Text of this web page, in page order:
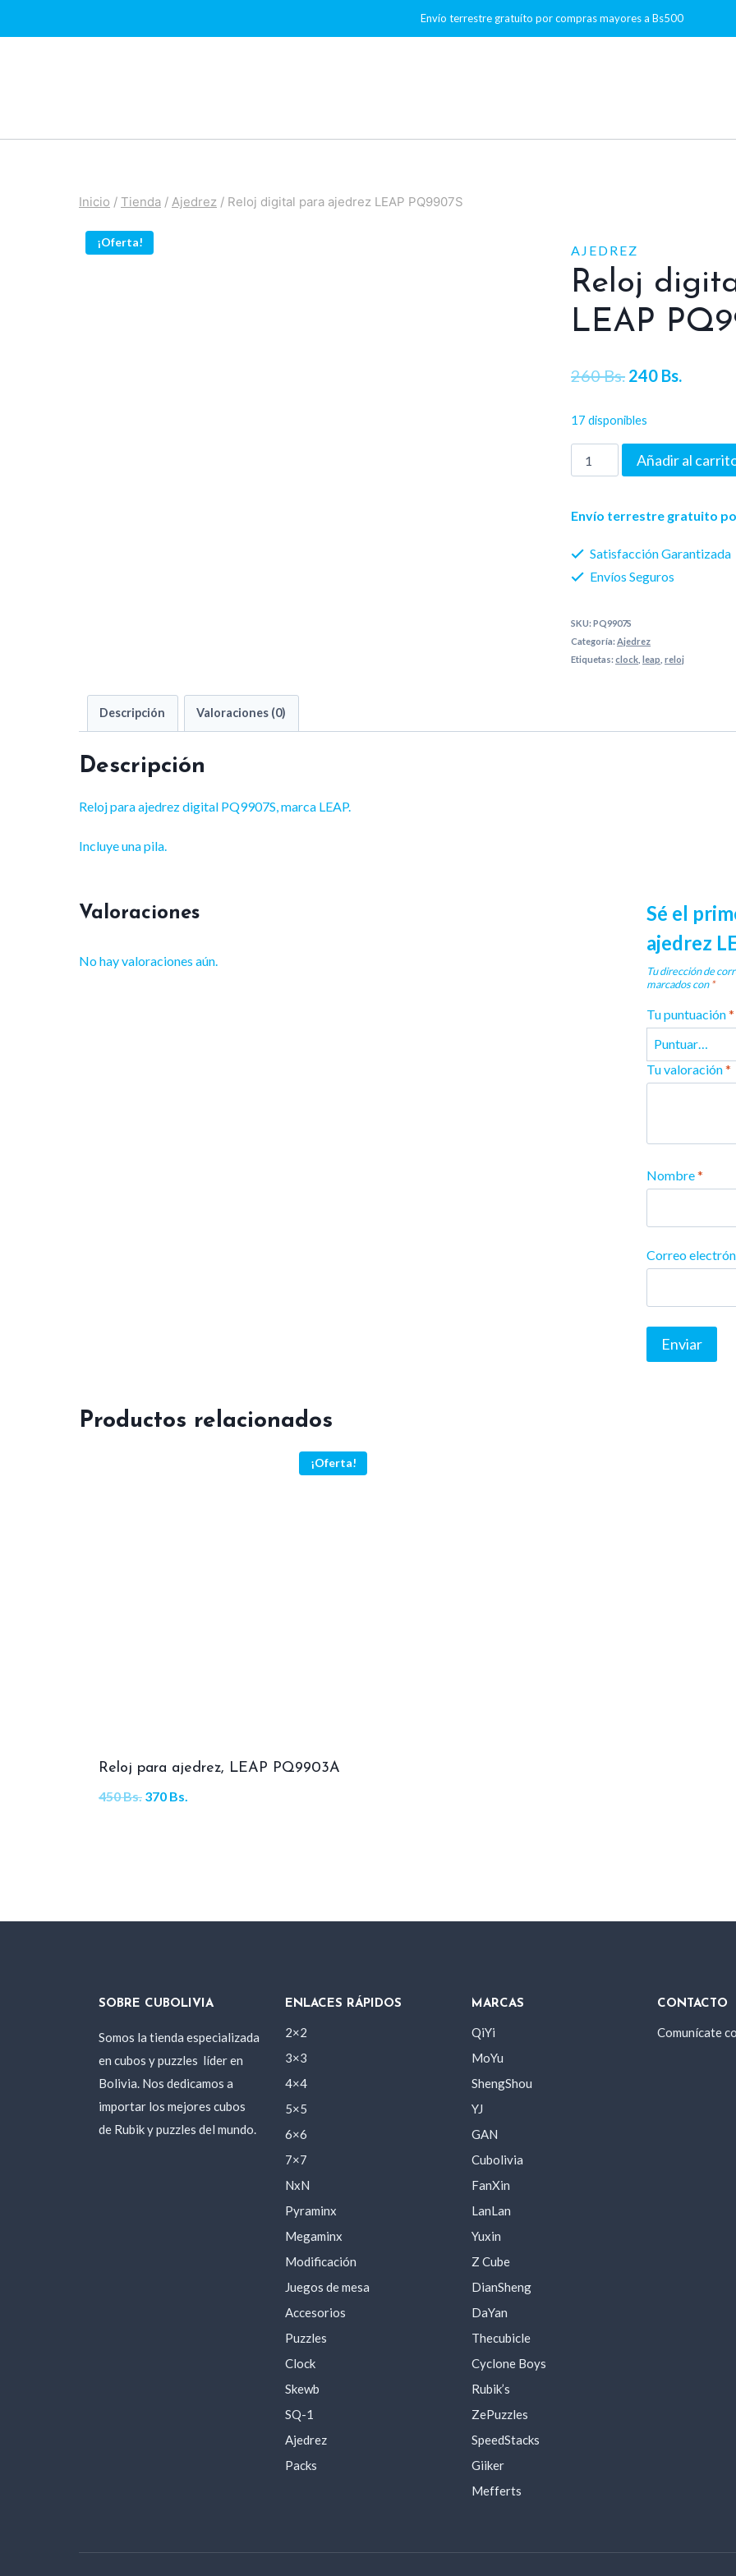
al
Envío terrestre gratuíto por compras mayores a Bs500
Inicio / Tienda / Ajedrez / Reloj digital para ajedrez LEAP PQ9907S
¡Oferta! AJEDREZ
Reloj
LEAP
260Bs. El
original
era:
240 Bs.
actual
es:
17 disponibles
Reloj
para
LEAP
Añadir al
Envío terrestre gratuito
Satisfacción Garantizada
Envíos Seguros
SKU:PQ9907S
Categoría:Ajedrez
Etiquetas:clock leap ,reloj
Descripción Valoraciones (0)
Descripción
Reloj para ajedrez digital PQ9907S, marca LEAP.
Incluye una pila.
Valoraciones
No hay valoraciones aún.
Sé el
ajedrez
Tu dirección de
marcados con*
Tu puntuación*
Tu valoración*
Nombre*
Correo
Productos relacionados
¡Oferta!
Reloj para ajedrez, LEAP PQ9903A
450Bs. El
370 Bs.
SOBRE CUBOLIVIA
Somos la tienda especializada
en cubos y puzzles líder en
Bolivia. Nos dedicamos a
importar los mejores cubos
de Rubik y puzzles del mundo.
ENLACES RÁPIDOS
2×2
3×3
4×4
5×5
6×6
7×7
NxN
Pyraminx
Megaminx
Modificación
Juegos de mesa
Accesorios
Puzzles
Clock
Skewb
SQ-1
Ajedrez
Packs
MARCAS
QiYi
MoYu
ShengShou
YJ
GAN
Cubolivia
FanXin
LanLan
Yuxin
Z Cube
DianSheng
DaYan
Thecubicle
Cyclone Boys
Rubik’s
ZePuzzles
SpeedStacks
Giiker
Mefferts
CONTACTO
Comunícate